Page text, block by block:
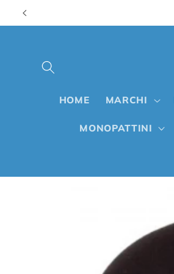
direttamente
ai contenuti
HOME MARCHI
MONOPATTINI